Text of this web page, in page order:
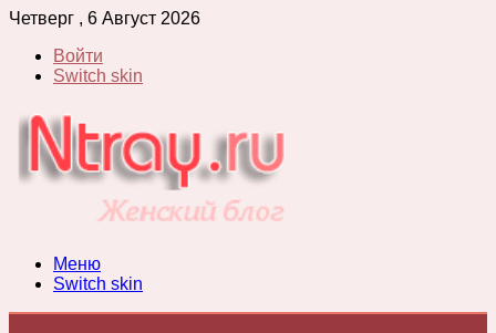
Четверг , 6 Август 2026
Войти
Switch skin
Меню
Switch skin